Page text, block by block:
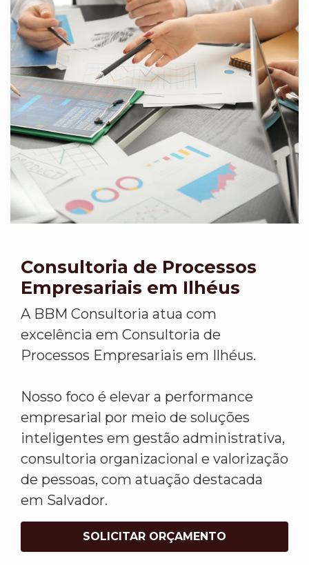
Consultoria de Processos
Empresariais em Ilhéus
A BBM Consultoria atua com
excelência em Consultoria de
Processos Empresariais em Ilhéus.
Nosso foco é elevar a performance
empresarial por meio de soluções
inteligentes em gestão administrativa,
consultoria organizacional e valorização
de pessoas, com atuação destacada
em Salvador.
SOLICITAR ORÇAMENTO